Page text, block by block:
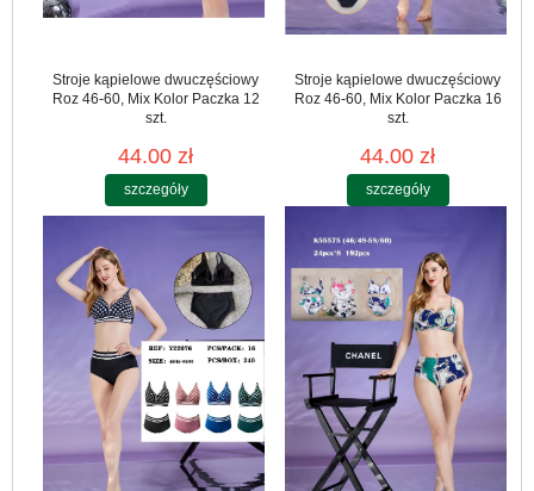
Stroje kąpielowe dwuczęściowy
Roz 46-60, Mix Kolor Paczka 12
szt.
44.00 zł
szczegóły
Stroje kąpielowe dwuczęściowy
Roz 46-60, Mix Kolor Paczka 16
szt.
44.00 zł
szczegóły